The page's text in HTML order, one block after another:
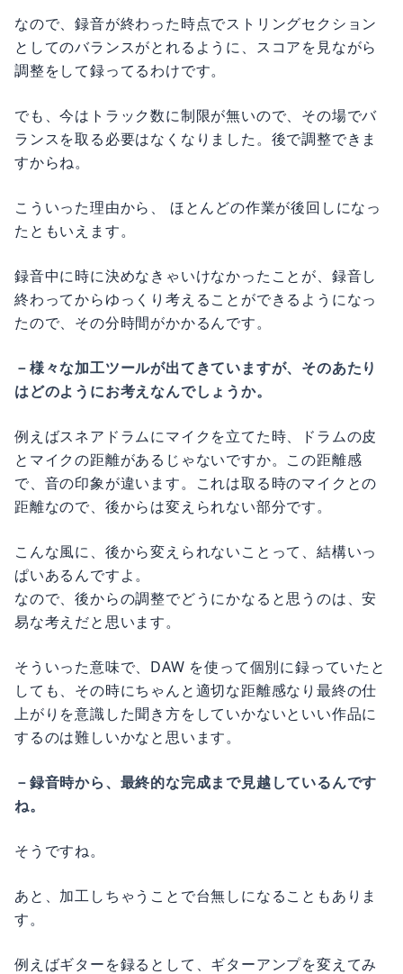
なので、録音が終わった時点でストリングセクション
としてのバランスがとれるように、スコアを見ながら
調整をして録ってるわけです。
でも、今はトラック数に制限が無いので、その場でバ
ランスを取る必要はなくなりました。後で調整できま
すからね。
こういった理由から、 ほとんどの作業が後回しになっ
たともいえます。
録音中に時に決めなきゃいけなかったことが、録音し
終わってからゆっくり考えることができるようになっ
たので、その分時間がかかるんです。
－様々な加工ツールが出てきていますが、そのあたり
はどのようにお考えなんでしょうか。
例えばスネアドラムにマイクを立てた時、ドラムの皮
とマイクの距離があるじゃないですか。この距離感
で、音の印象が違います。これは取る時のマイクとの
距離なので、後からは変えられない部分です。
こんな風に、後から変えられないことって、結構いっ
ぱいあるんですよ。
なので、後からの調整でどうにかなると思うのは、安
易な考えだと思います。
そういった意味で、DAW を使って個別に録っていたと
しても、その時にちゃんと適切な距離感なり最終の仕
上がりを意識した聞き方をしていかないといい作品に
するのは難しいかなと思います。
－録音時から、最終的な完成まで見越しているんです
ね。
そうですね。
あと、加工しちゃうことで台無しになることもありま
す。
例えばギターを録るとして、ギターアンプを変えてみ